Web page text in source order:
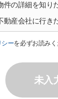
件の詳細を知り
動産会社に行き
シーを必ずお読み
未入